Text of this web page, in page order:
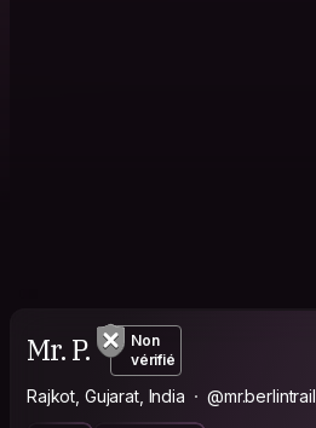
Mr. P.
Non
vérifié
Rajkot, Gujarat, India @mr.berlintrail